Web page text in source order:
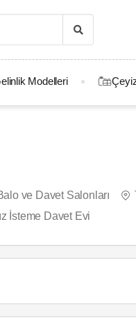
Modelleri
ve Davet Salonları
İsteme Davet Evi